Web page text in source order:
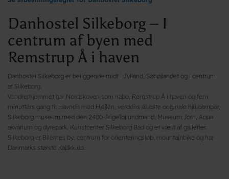
Danhostel Silkeborg – I
centrum af byen med
Remstrup Å i haven
Danhostel Silkeborg er beliggende midt i Jylland, Søhøjlandet og i centrum
af Silkeborg.
Vandrerhjemmet har Nordskoven som nabo, Remstrup Å i haven og fem
minutters gang til Havnen med Hjejlen, verdens ældste originale hjuldamper,
Silkeborg museum med den 2400-årigeTollundmand, Museum Jorn, Aqua
akvarium og dyrepark, Kunstcenter Silkeborg Bad og et væld af gallerier.
Silkeborg er Bilernes by, centrum for orienteringsløb, mountainbike og har
Danmarks største Kajakklub.